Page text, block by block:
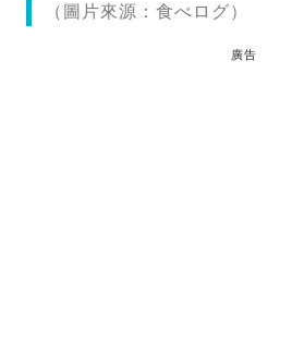
（圖片來源：食べログ）
廣告